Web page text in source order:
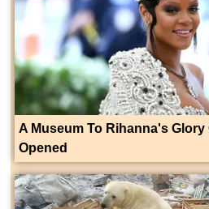
A Museum To Rihanna's
Opened